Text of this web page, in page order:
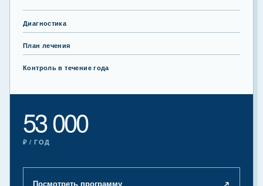
Диагностика
План лечения
Контроль в течение года
53 000
₽ / ГОД
Посмотреть программу